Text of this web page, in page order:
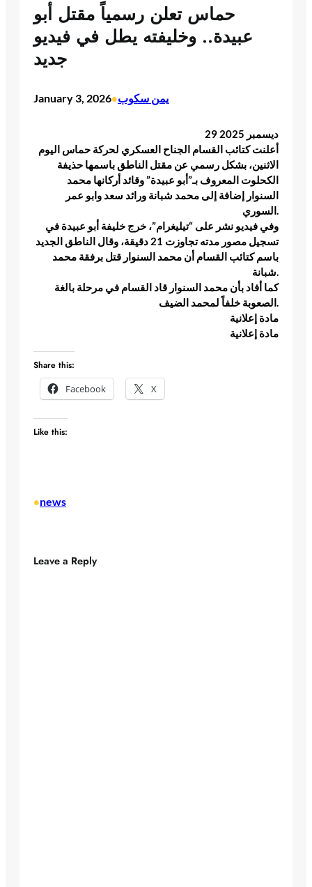
حماس تعلن رسمياً مقتل أبو
عبيدة.. وخليفته يطل في فيديو
جديد
January 3, 2026•يمن سكوب
29 ديسمبر 2025
أعلنت كتائب القسام الجناح العسكري لحركة حماس اليوم
الاثنين، بشكل رسمي عن مقتل الناطق باسمها حذيفة
الكحلوت المعروف بـ”أبو عبيدة” وقائد أركانها محمد
السنوار إضافة إلى محمد شبانة ورائد سعد وابو عمر
السوري.
وفي فيديو نشر على “تيليغرام”، خرج خليفة أبو عبيدة في
تسجيل مصور مدته تجاوزت 21 دقيقة، وقال الناطق الجديد
باسم كتائب القسام أن محمد السنوار قتل برفقة محمد
شبانة.
كما أفاد بأن محمد السنوار قاد القسام في مرحلة بالغة
الصعوبة خلفاً لمحمد الضيف.
مادة إعلانية
مادة إعلانية
Share this:
Facebook
X
Like this:
•news
Leave a Reply